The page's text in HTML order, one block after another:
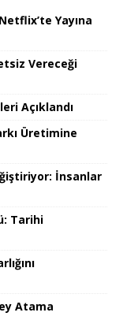
Yayına
Vereceği
Açıklandı
Üretimine
İnsanlar
Tarihi
Atama